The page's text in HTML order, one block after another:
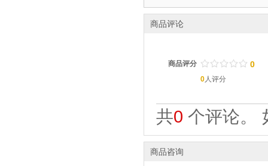
商品评论
商品评分 / / / / /
. . . . . 0
0人评分
共0 个评论。
商品咨询